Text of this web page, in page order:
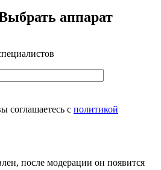
аппарат
соглашаетесь с политикой
после модерации он появится